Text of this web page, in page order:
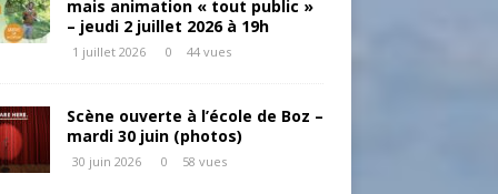
mais animation « tout public »
– jeudi 2 juillet 2026 à 19h
1 juillet 2026 0 44 vues
Scène ouverte à l’école de Boz –
mardi 30 juin (photos)
30 juin 2026 0 58 vues